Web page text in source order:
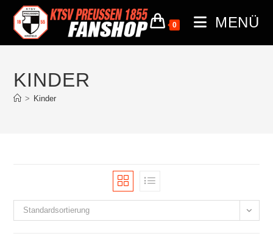
0 MENÜ
KINDER
> Kinder
Standardsortierung